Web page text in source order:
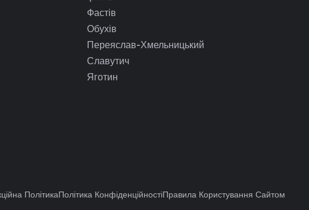
Фастів
Обухів
Переяслав-Хмельницький
Славутич
Яготин
ПолітикаПолітика КонфіденційностіПравила Користування Сайтом